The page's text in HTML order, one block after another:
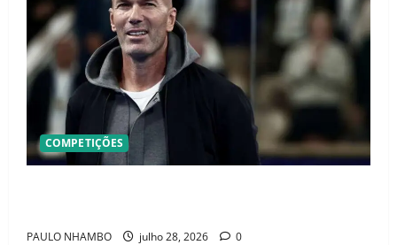
COMPETIÇÕES
PAULO NHAMBO julho 28, 2026 0